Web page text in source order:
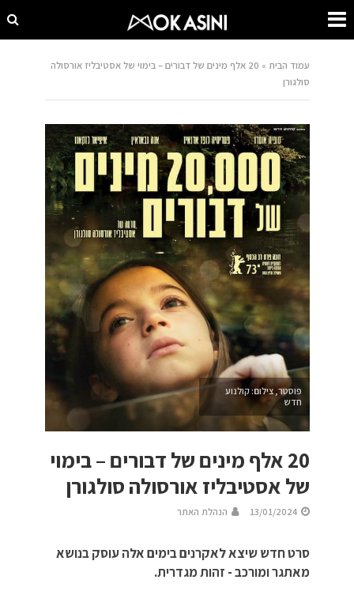
עמוד הבית »
20 אלף מינים של דבורים – בימוי של אסטיבליז אורסולה
סולגורן
פוסטר, צילום: קולנוע
חדש
20 אלף מינים של דבורים – בימוי
של אסטיבליז אורסולה סולגורן
13/01/2024 הנהלת האתר
סרט חדש שיצא לאקרנים בימים אלה עוסק בנושא
מאתגר ומורכב - זהות מגדרית.